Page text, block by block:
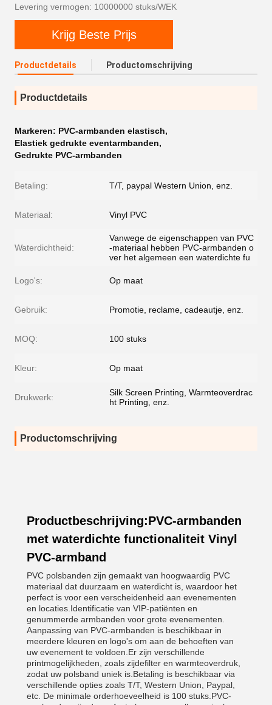
Levering vermogen: 10000000 stuks/WEK
Krijg Beste Prijs
Productdetails Productomschrijving
Productdetails
Markeren: PVC-armbanden elastisch,
Elastiek gedrukte eventarmbanden,
Gedrukte PVC-armbanden
Betaling: T/T, paypal Western Union, enz.
Materiaal: Vinyl PVC
Waterdichtheid:
Vanwege de eigenschappen van PVC
-materiaal hebben PVC-armbanden o
ver het algemeen een waterdichte fu
Logo's: Op maat
Gebruik: Promotie, reclame, cadeautje, enz.
MOQ: 100 stuks
Kleur: Op maat
Drukwerk:
Silk Screen Printing, Warmteoverdrac
ht Printing, enz.
Productomschrijving
Productbeschrijving:PVC-armbanden
met waterdichte functionaliteit Vinyl
PVC-armband
PVC polsbanden zijn gemaakt van hoogwaardig PVC
materiaal dat duurzaam en waterdicht is, waardoor het
perfect is voor een verscheidenheid aan evenementen
en locaties.Identificatie van VIP-patiënten en
genummerde armbanden voor grote evenementen.
Aanpassing van PVC-armbanden is beschikbaar in
meerdere kleuren en logo's om aan de behoeften van
uw evenement te voldoen.Er zijn verschillende
printmogelijkheden, zoals zijdefilter en warmteoverdruk,
zodat uw polsband uniek is.Betaling is beschikbaar via
verschillende opties zoals T/T, Western Union, Paypal,
etc. De minimale orderhoeveelheid is 100 stuks.PVC-